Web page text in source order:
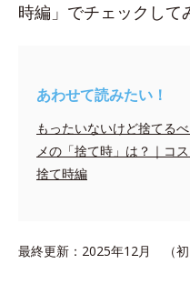
時編」でチェックして
あわせて読みたい！
もったいないけど捨てる
メの「捨て時」は？｜コ
捨て時編
最終更新：2025年12月 （初